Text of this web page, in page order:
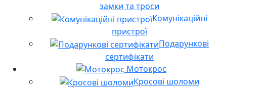
замки та троси
Комунікаційні
пристрої
Подарункові
сертифікати
Мотокрос
Кросові шоломи